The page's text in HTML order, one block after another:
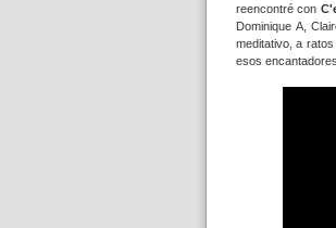
reencontré con
Dominique A,
meditativo, a
esos